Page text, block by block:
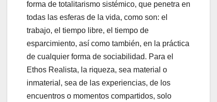
forma de totalitarismo sistémico, que penetra en
todas las esferas de la vida, como son: el
trabajo, el tiempo libre, el tiempo de
esparcimiento, así como también, en la práctica
de cualquier forma de sociabilidad. Para el
Ethos Realista, la riqueza, sea material o
inmaterial, sea de las experiencias, de los
encuentros o momentos compartidos, solo